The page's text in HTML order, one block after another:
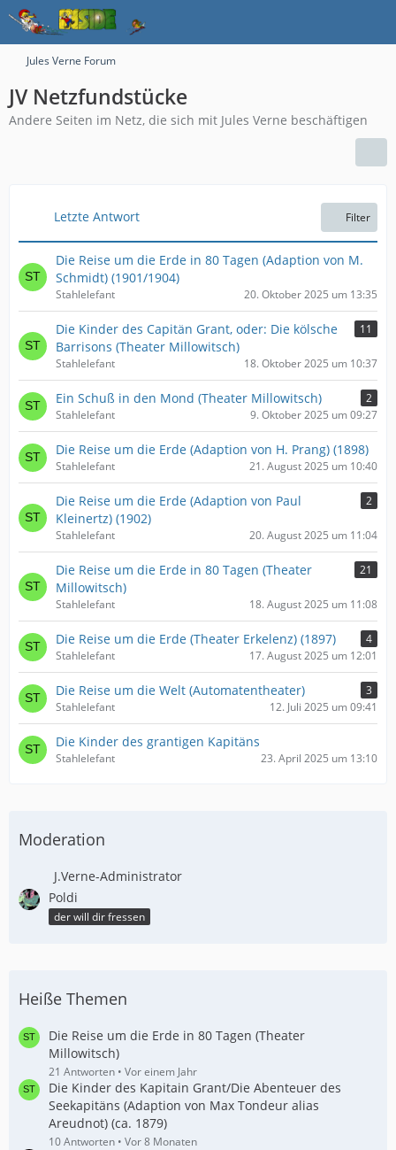
Jules Verne Forum
JV Netzfundstücke
Andere Seiten im Netz, die sich mit Jules Verne beschäftigen
Letzte Antwort Filter
Die Reise um die Erde in 80 Tagen (Adaption von M.
Schmidt) (1901/1904)
Stahlelefant 20. Oktober 2025 um 13:35
Die Kinder des Capitän Grant, oder: Die kölsche
Barrisons (Theater Millowitsch)
11
Stahlelefant 18. Oktober 2025 um 10:37
Ein Schuß in den Mond (Theater Millowitsch)
2
Stahlelefant
9. Oktober 2025 um 09:27
Die Reise um die Erde (Adaption von H. Prang) (1898)
Stahlelefant 21. August 2025 um 10:40
Die Reise um die Erde (Adaption von Paul
Kleinertz) (1902)
2
Stahlelefant 20. August 2025 um 11:04
Die Reise um die Erde in 80 Tagen (Theater
Millowitsch)
21
Stahlelefant 18. August 2025 um 11:08
Die Reise um die Erde (Theater Erkelenz) (1897)
4
Stahlelefant
17. August 2025 um 12:01
Die Reise um die Welt (Automatentheater)
3
Stahlelefant
12. Juli 2025 um 09:41
Die Kinder des grantigen Kapitäns
Stahlelefant 23. April 2025 um 13:10
Moderation
J.Verne-Administrator
Poldi
der will dir fressen
Heiße Themen
Die Reise um die Erde in 80 Tagen (Theater
Millowitsch)
21 Antworten Vor einem Jahr
Die Kinder des Kapitain Grant/Die Abenteuer des
Seekapitäns (Adaption von Max Tondeur alias
Areudnot) (ca. 1879)
10 Antworten Vor 8 Monaten